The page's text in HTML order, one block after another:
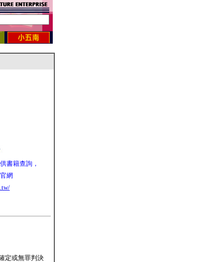
書籍查詢，
網
定或無罪判決